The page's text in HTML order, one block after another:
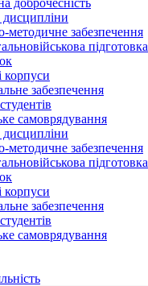
доброчесність
дисципліни
методичне забезпечення
підготовка
корпуси
забезпечення
самоврядування
дисципліни
методичне забезпечення
підготовка
корпуси
забезпечення
самоврядування